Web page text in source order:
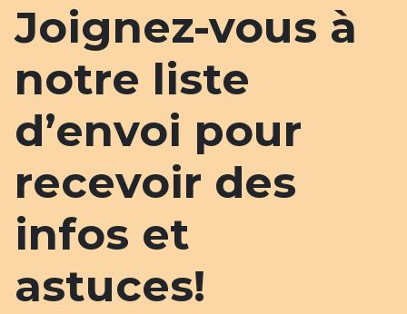
Joignez-vous à
notre liste
d’envoi pour
recevoir des
infos et
astuces!